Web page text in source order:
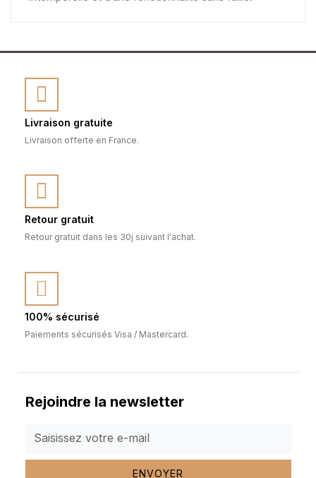
Livraison gratuite
Livraison offerte en France.
Retour gratuit
Retour gratuit dans les 30j suivant l'achat.
100% sécurisé
Paiements sécurisés Visa / Mastercard.
Rejoindre la newsletter
ENVOYER